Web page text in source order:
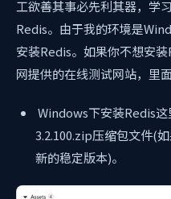
工欲善其事必先利其器，学
Redis。由于我的环境是
安装Redis。如果你不想安
网提供的在线测试网站，里
Windows下安装Redis
3.2.100.zip压缩包文件(
新的稳定版本)。